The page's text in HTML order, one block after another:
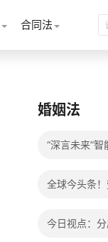
合同法
婚姻法
“深言未来”
全球今头条
今日视点：